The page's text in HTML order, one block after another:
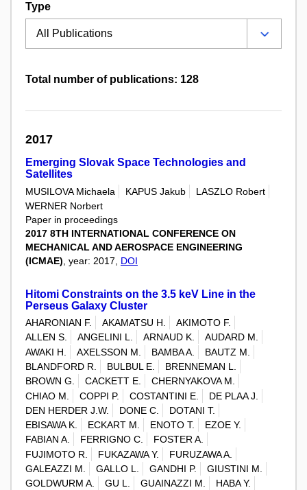
Type
Total number of publications: 128
2017
Emerging Slovak Space Technologies and
Satellites
MUSILOVA Michaela KAPUS Jakub
LASZLO Robert
WERNER Norbert
Paper in proceedings
2017 8TH INTERNATIONAL CONFERENCE ON
MECHANICAL AND AEROSPACE ENGINEERING
(ICMAE) , year: 2017, DOI
Hitomi Constraints on the 3.5 keV Line in the
Perseus Galaxy Cluster
AHARONIAN F. AKAMATSU H.
AKIMOTO F.
ALLEN S.
ANGELINI L. ARNAUD K.
AUDARD M.
AWAKI H.
AXELSSON M. BAMBA A.
BAUTZ M.
BLANDFORD R.
BULBUL E.
BRENNEMAN L.
BROWN G.
CACKETT E.
CHERNYAKOVA M.
CHIAO M.
COPPI P. COSTANTINI E.
DE PLAA J.
DEN HERDER J.W.
DONE C.
DOTANI T.
EBISAWA K.
ECKART M. ENOTO T.
EZOE Y.
FABIAN A.
FERRIGNO C.
FOSTER A.
FUJIMOTO R.
FUKAZAWA Y.
FURUZAWA A.
GALEAZZI M.
GALLO L. GANDHI P.
GIUSTINI M.
GOLDWURM A.
GU L. GUAINAZZI M.
HABA Y.